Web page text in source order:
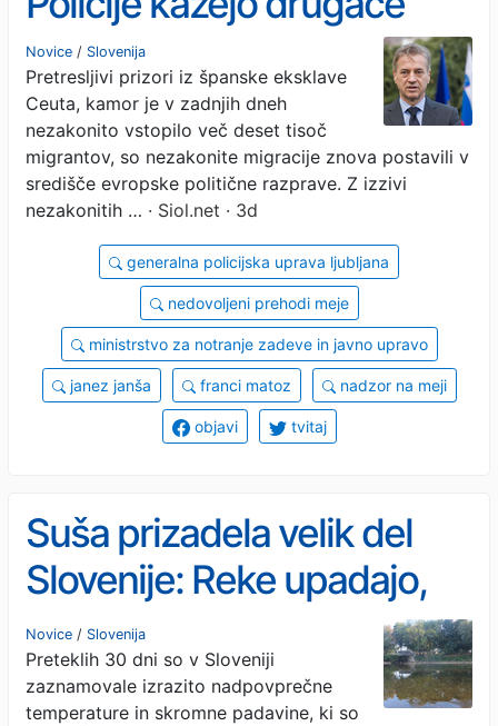
Novice / Slovenija
Pretresljivi prizori iz španske eksklave
Ceuta, kamor je v zadnjih dneh
nezakonito vstopilo več deset tisoč
migrantov, so nezakonite migracije znova postavili v
središče evropske politične razprave. Z izzivi
nezakonitih … · Siol.net · 3d
generalna policijska uprava ljubljana
nedovoljeni prehodi meje
ministrstvo za notranje zadeve in javno upravo
janez janša franci matoz nadzor na meji
objavi tvitaj
Suša prizadela velik del
Slovenije: Reke upadajo,
podzemne vode je vse
manj
Novice / Slovenija
Preteklih 30 dni so v Sloveniji
zaznamovale izrazito nadpovprečne
temperature in skromne padavine, ki so